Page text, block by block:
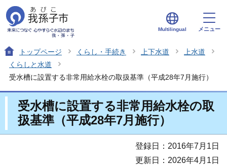
Multilingual メニュー
トップページ くらし・手続き 上下水道
上水道
くらしと水道
受水槽に設置する非常用給水栓の取扱基準（平成28年7月施行）
受水槽に設置する非常用給水栓の取
扱基準（平成28年7月施行）
登録日：2016年7月1日
更新日：2026年4月1日